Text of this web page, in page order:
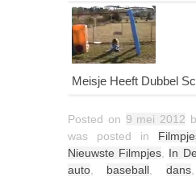
Meisje Heeft Dubbel
Posted on 9 mei 2012
was posted in
Nieuwste Filmpjes
In
auto
baseball dans